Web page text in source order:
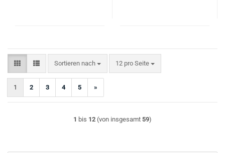
Sortieren nach
Sortieren nach 12 pro Seite
pro Seite
1 2 3 4 5 »
1 bis 12 (von insgesamt 59)